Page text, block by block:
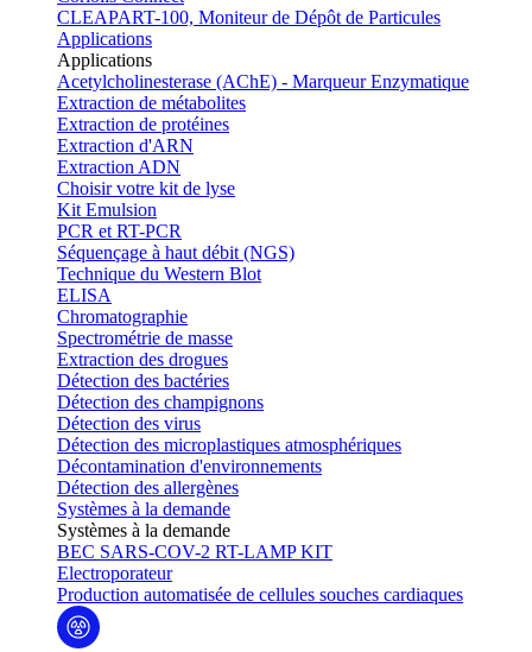
CLEAPART-100, Moniteur de Dépôt de Particules
Applications
Applications
Acetylcholinesterase (AChE) - Marqueur Enzymatique
Extraction de métabolites
Extraction de protéines
Extraction d'ARN
Extraction ADN
Choisir votre kit de lyse
Kit Emulsion
PCR et RT-PCR
Séquençage à haut débit (NGS)
Technique du Western Blot
ELISA
Chromatographie
Spectrométrie de masse
Extraction des drogues
Détection des bactéries
Détection des champignons
Détection des virus
Détection des microplastiques atmosphériques
Décontamination d'environnements
Détection des allergènes
Systèmes à la demande
Systèmes à la demande
BEC SARS-COV-2 RT-LAMP KIT
Electroporateur
Production automatisée de cellules souches cardiaques